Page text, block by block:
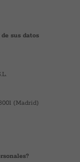
sus datos
(Madrid)